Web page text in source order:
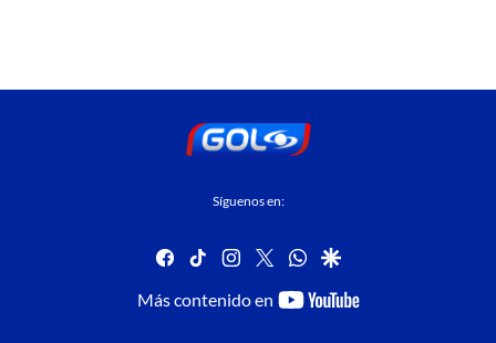
Síguenos en:
facebook
tiktok instagram
twitterwhatsapp
google
Más contenido en
youtube-